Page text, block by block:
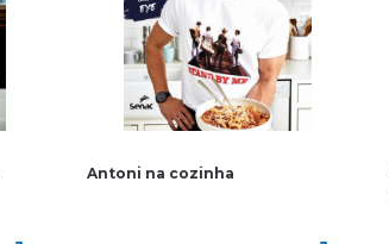
Antoni na cozinha